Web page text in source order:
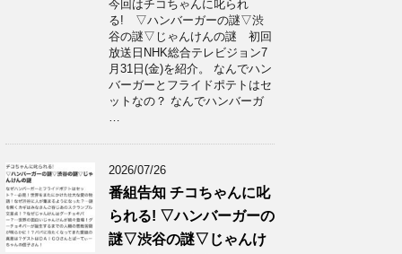
今回はチコちゃんに叱られ
る! ▽ハンバーガーの謎▽渋
谷の謎▽じゃんけんの謎 初回
放送日NHK総合テレビジョン7
月31日(金)を紹介。 なんでハン
バーガーとフライドポテトはセ
ットなの？ なんでハンバーガ
…
2026/07/26
番組告知 チコちゃんに叱
られる! ▽ハンバーガーの
謎▽渋谷の謎▽じゃんけ